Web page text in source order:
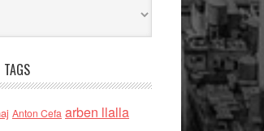
TAGS
Anton Cefa arben llalla